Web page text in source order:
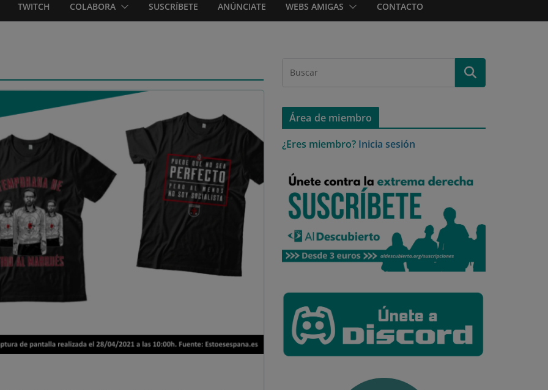
TWITCH COLABORA SUSCRÍBETE ANÚNCIATE WEBS AMIGAS CONTACTO
Área de miembro
¿Eres miembro? Inicia sesión